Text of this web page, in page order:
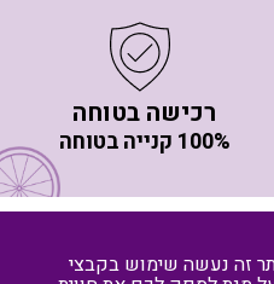
רכישה בטוחה
100% קנייה בטוחה
זה נעשה שימוש בקבצי